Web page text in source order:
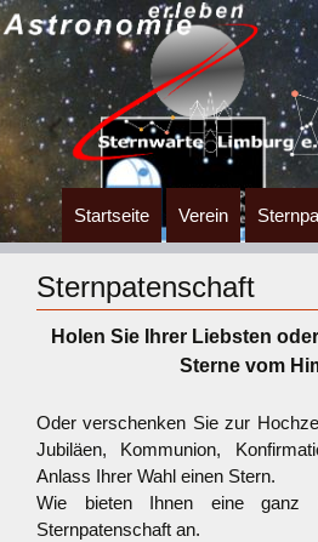
Zum
Inhalt
springen
Startseite Verein
Sternpatenschaft
Holen Sie Ihrer Liebsten
Sterne vom
Oder verschenken Sie zur
Jubiläen, Kommunion,
Anlass Ihrer Wahl einen Stern.
Wie bieten Ihnen eine ganz
Sternpatenschaft an.